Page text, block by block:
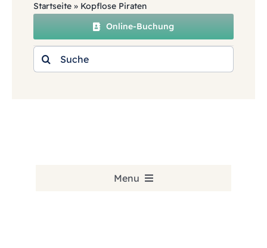
Fahrradvermietung
Gruppen
Startseite» Kopflose Piraten
Online-Buchung
Search
for:
Menu